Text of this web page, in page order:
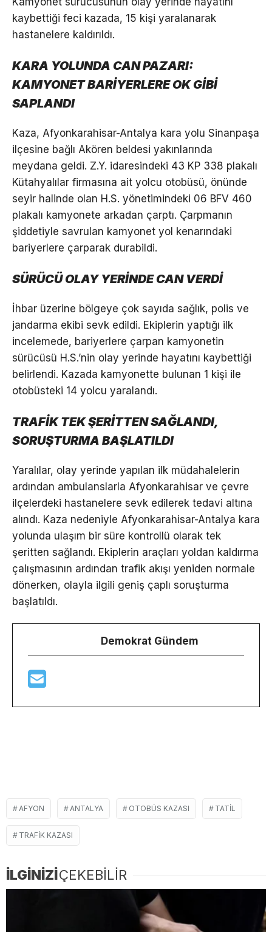
kaybettiği feci kazada, 15 kişi yaralanarak
hastanelere kaldırıldı.
KARA YOLUNDA CAN PAZARI:
KAMYONET BARİYERLERE OK GİBİ
SAPLANDI
Kaza, Afyonkarahisar-Antalya kara yolu Sinanpaşa
ilçesine bağlı Akören beldesi yakınlarında
meydana geldi. Z.Y. idaresindeki 43 KP 338 plakalı
Kütahyalılar firmasına ait yolcu otobüsü, önünde
seyir halinde olan H.S. yönetimindeki 06 BFV 460
plakalı kamyonete arkadan çarptı. Çarpmanın
şiddetiyle savrulan kamyonet yol kenarındaki
bariyerlere çarparak durabildi.
SÜRÜCÜ OLAY YERİNDE CAN VERDİ
İhbar üzerine bölgeye çok sayıda sağlık, polis ve
jandarma ekibi sevk edildi. Ekiplerin yaptığı ilk
incelemede, bariyerlere çarpan kamyonetin
sürücüsü H.S.’nin olay yerinde hayatını kaybettiği
belirlendi. Kazada kamyonette bulunan 1 kişi ile
otobüsteki 14 yolcu yaralandı.
TRAFİK TEK ŞERİTTEN SAĞLANDI,
SORUŞTURMA BAŞLATILDI
Yaralılar, olay yerinde yapılan ilk müdahalelerin
ardından ambulanslarla Afyonkarahisar ve çevre
ilçelerdeki hastanelere sevk edilerek tedavi altına
alındı. Kaza nedeniyle Afyonkarahisar-Antalya kara
yolunda ulaşım bir süre kontrollü olarak tek
şeritten sağlandı. Ekiplerin araçları yoldan kaldırma
çalışmasının ardından trafik akışı yeniden normale
dönerken, olayla ilgili geniş çaplı soruşturma
başlatıldı.
Demokrat Gündem
AFYON ANTALYA OTOBÜS KAZASI TATIL
TRAFIK KAZASI
İLGİNİZİÇEKEBİLİR